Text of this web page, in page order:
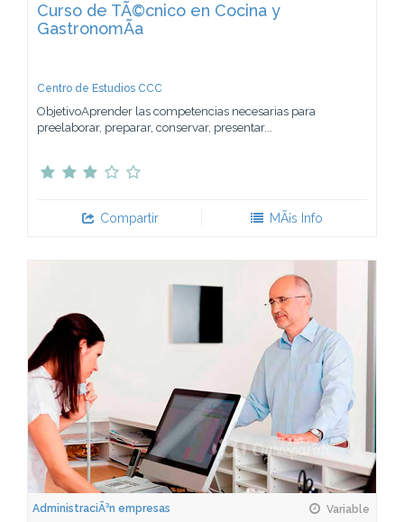
Curso de TÃ©cnico en Cocina y
GastronomÃ­a
Centro de Estudios CCC
ObjetivoAprender las competencias necesarias para
preelaborar, preparar, conservar, presentar...
Compartir MÃ¡s Info
AdministraciÃ³n empresas Variable